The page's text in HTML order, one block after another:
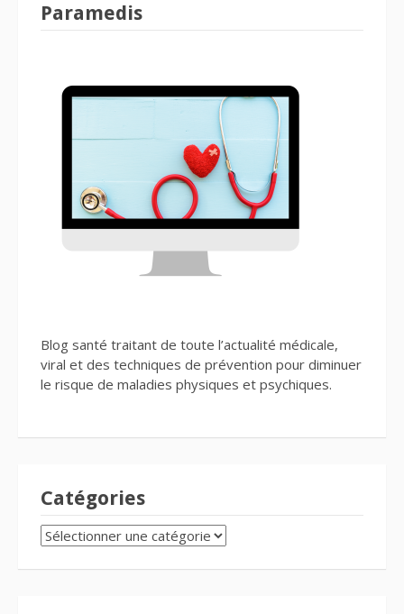
Paramedis
Blog santé traitant de toute l’actualité médicale,
viral et des techniques de prévention pour diminuer
le risque de maladies physiques et psychiques.
Catégories
CATÉGORIES